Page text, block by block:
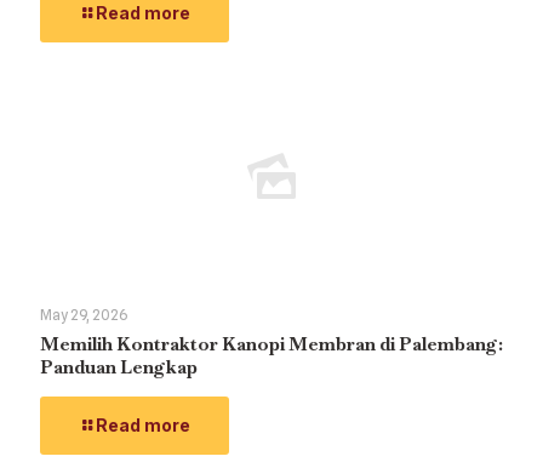
Read more
May 29, 2026
Memilih Kontraktor Kanopi Membran di Palembang:
Panduan Lengkap
Read more